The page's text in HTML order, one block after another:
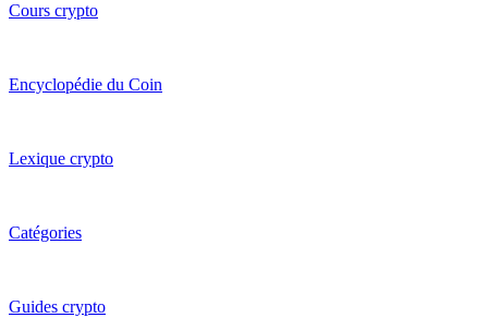
Cours crypto
Encyclopédie du Coin
Lexique crypto
Catégories
Guides crypto